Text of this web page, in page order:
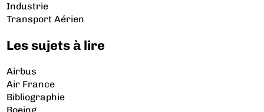
Industrie
Transport Aérien
Les sujets à lire
Airbus
Air France
Bibliographie